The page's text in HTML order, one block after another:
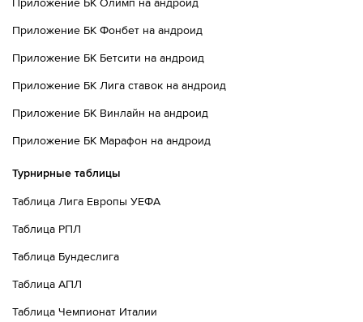
Приложение БК Олимп на андроид
Приложение БК Фонбет на андроид
Приложение БК Бетсити на андроид
Приложение БК Лига ставок на андроид
Приложение БК Винлайн на андроид
Приложение БК Марафон на андроид
Турнирные таблицы
Таблица Лига Европы УЕФА
Таблица РПЛ
Таблица Бундеслига
Таблица АПЛ
Таблица Чемпионат Италии